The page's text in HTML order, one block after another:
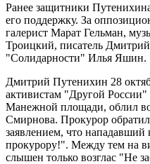
Ранее защитники
его поддержку. За
галерист Марат Гельман,
Троицкий, писатель
"Солидарности" Илья Яшин.
Дмитрий Путенихин 28
активистам "Другой России"
Манежной площади, облил
Смирнова. Прокурор
заявлением, что нападавший
прокурору!". Между тем на
слышен только возглас "Не